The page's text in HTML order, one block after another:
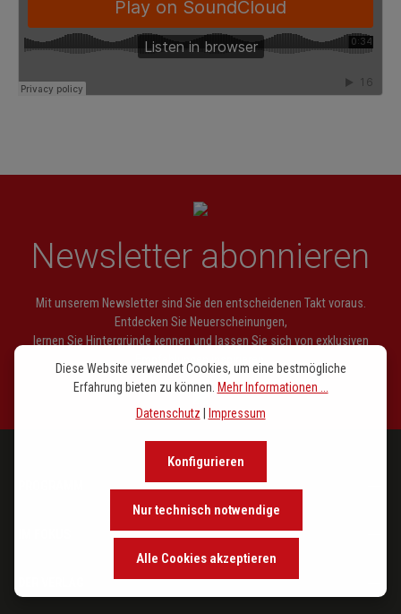
Newsletter abonnieren
Mit unserem Newsletter sind Sie den entscheidenen Takt voraus.
Entdecken Sie Neuerscheinungen,
lernen Sie Hintergründe kennen und lassen Sie sich von exklusiven
Empfehlungen inspirieren.
Diese Website verwendet Cookies, um eine bestmögliche
Erfahrung bieten zu können. Mehr Informationen ...
Datenschutz | Impressum
Nur technisch notwendige
Konfigurieren
Alle Cookies akzeptieren